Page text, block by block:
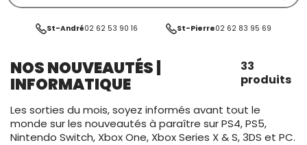
St-André02 62 53 90 16 St-Pierre02 62 83 95 69
NOS NOUVEAUTÉS |
INFORMATIQUE
33
produits
Les sorties du mois, soyez informés avant tout le
monde sur les nouveautés à paraître sur PS4, PS5,
Nintendo Switch, Xbox One, Xbox Series X & S, 3DS et PC.